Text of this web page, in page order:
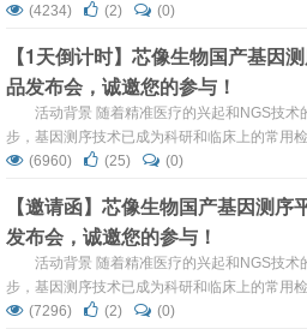
度显微成像技术的国产基因测序仪
NGS解决方案，进一步助力优化科研服务质量
病诊断水平。 在开幕环节，芯像生物创始人兼
士为新品发布会致开幕词。围绕 “芯像...
(4234) (2) (0)
【1天倒计时】芯像生物国产基因
品发布会，诚邀您的参与！
活动背景 随着精准医疗的兴起和NGS技术
步，基因测序技术已成为科研和临床上的常用
过去的十余年里，NGS技术发展迅速，基因测
生物多样性保护、农牧业育种、司法鉴定等多个
见证了科研工作者与患者依托于NGS技术发展
到了用户对于NGS技术日益增长的高性价比、
(6960) (25) (0)
【邀请函】芯像生物国产基因测序
发布会，诚邀您的参与！
活动背景 随着精准医疗的兴起和NGS技术
步，基因测序技术已成为科研和临床上的常用
过去的十余年里，NGS技术发展迅速，基因测
(7296) (2) (0)